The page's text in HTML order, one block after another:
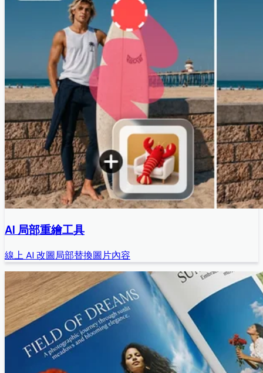
AI 局部重繪工具
線上 AI 改圖局部替換圖片內容